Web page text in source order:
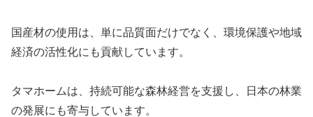
国産材の使用は、単に品質面だけでなく、環境保護や地域
経済の活性化にも貢献しています。
タマホームは、持続可能な森林経営を支援し、日本の林業
の発展にも寄与しています。